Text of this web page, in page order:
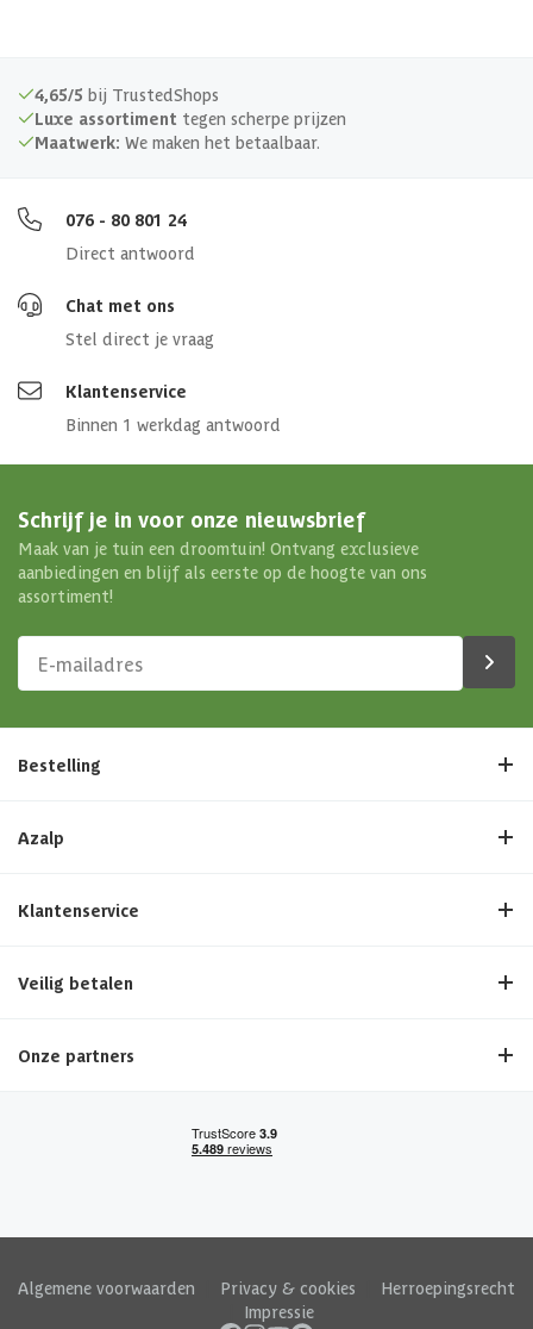
4,65/5 bij TrustedShops
Luxe assortiment tegen scherpe prijzen
Maatwerk: We maken het betaalbaar.
076 - 80 801 24
Direct antwoord
Chat met ons
Stel direct je vraag
Klantenservice
Binnen 1 werkdag antwoord
Schrijf je in voor onze nieuwsbrief
Maak van je tuin een droomtuin! Ontvang exclusieve
aanbiedingen en blijf als eerste op de hoogte van ons
assortiment!
Bestelling
Azalp
Klantenservice
Veilig betalen
Onze partners
Algemene voorwaarden Privacy & cookies
Herroepingsrecht
Impressie